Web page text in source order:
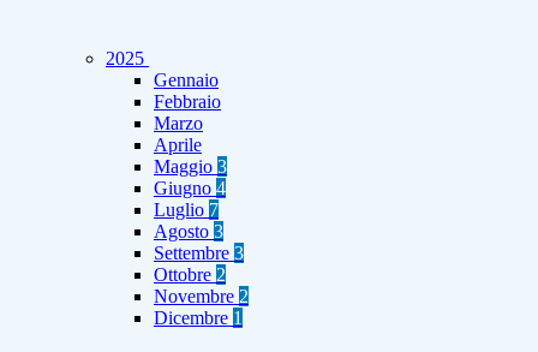
2025
Gennaio
Febbraio
Marzo
Aprile
Maggio 3
Giugno 4
Luglio 7
Agosto 3
Settembre 3
Ottobre 2
Novembre 2
Dicembre 1